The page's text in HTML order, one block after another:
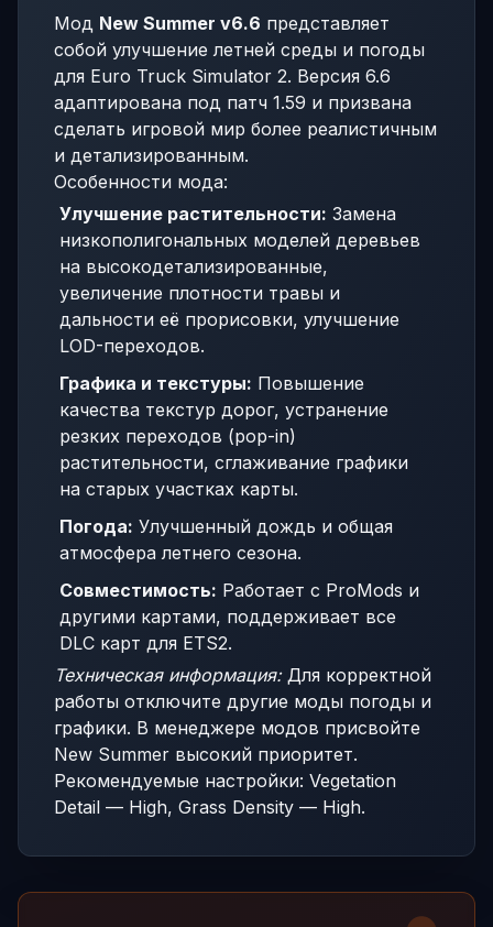
Мод New Summer v6.6 представляет
собой улучшение летней среды и погоды
для Euro Truck Simulator 2. Версия 6.6
адаптирована под патч 1.59 и призвана
сделать игровой мир более реалистичным
и детализированным.
Особенности мода:
Улучшение растительности: Замена
низкополигональных моделей деревьев
на высокодетализированные,
увеличение плотности травы и
дальности её прорисовки, улучшение
LOD-переходов.
Графика и текстуры: Повышение
качества текстур дорог, устранение
резких переходов (pop-in)
растительности, сглаживание графики
на старых участках карты.
Погода: Улучшенный дождь и общая
атмосфера летнего сезона.
Совместимость: Работает с ProMods и
другими картами, поддерживает все
DLC карт для ETS2.
Техническая информация:Для корректной
работы отключите другие моды погоды и
графики. В менеджере модов присвойте
New Summer высокий приоритет.
Рекомендуемые настройки: Vegetation
Detail — High, Grass Density — High.